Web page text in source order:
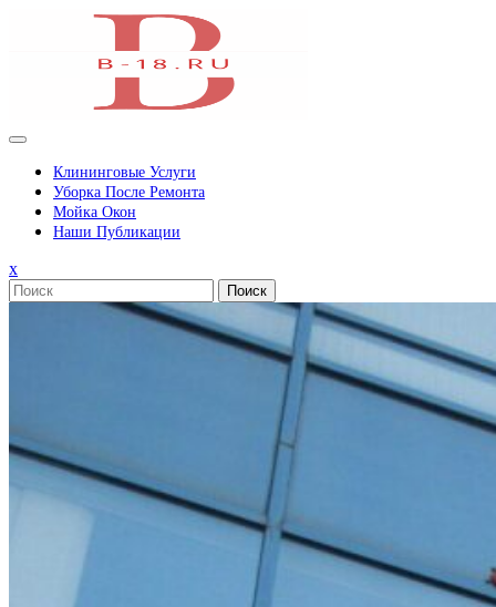
содержимому
Клининговые Услуги
Уборка После Ремонта
Мойка Окон
Наши Публикации
xЗакрыть
меню
Поиск